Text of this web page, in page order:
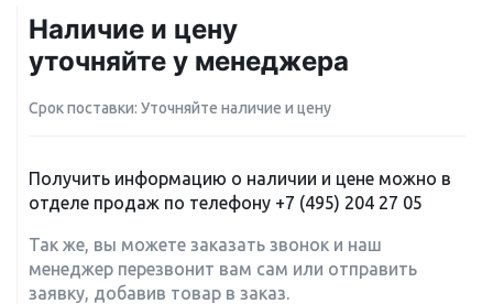
Наличие и цену
уточняйте у менеджера
Срок поставки: Уточняйте наличие и цену
Получить информацию о наличии и цене можно в
отделе продаж по телефону +7 (495) 204 27 05
Так же, вы можете заказать звонок и наш
менеджер перезвонит вам сам или отправить
заявку, добавив товар в заказ.